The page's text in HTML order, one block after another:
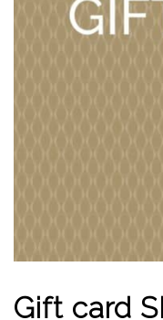
Gift card